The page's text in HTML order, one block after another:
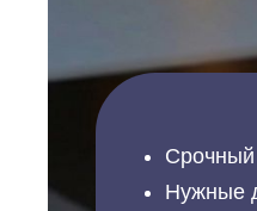
Срочный
Нужные